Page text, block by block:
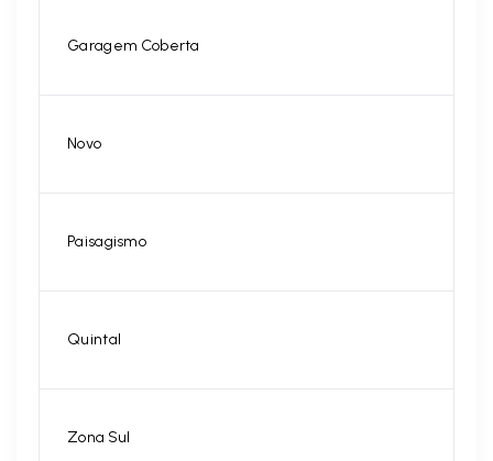
Garagem Coberta
Novo
Paisagismo
Quintal
Zona Sul